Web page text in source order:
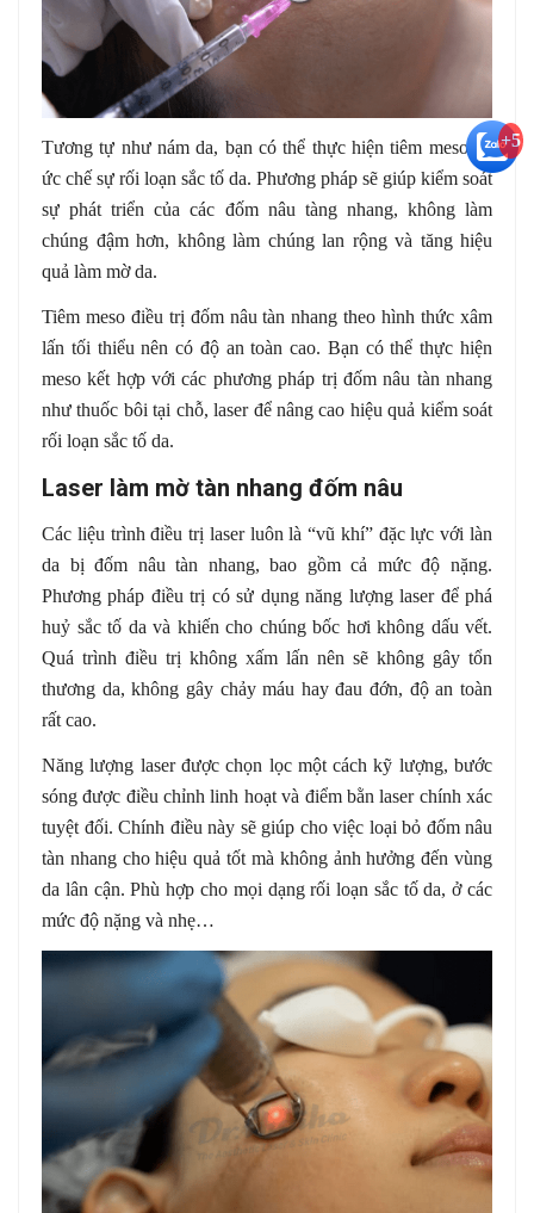
Tương tự như nám da, bạn có thể thực hiện tiêm meso để
ức chế sự rối loạn sắc tố da. Phương pháp sẽ giúp kiểm soát
sự phát triển của các đốm nâu tàng nhang, không làm
chúng đậm hơn, không làm chúng lan rộng và tăng hiệu
quả làm mờ da.
Tiêm meso điều trị đốm nâu tàn nhang theo hình thức xâm
lấn tối thiểu nên có độ an toàn cao. Bạn có thể thực hiện
meso kết hợp với các phương pháp trị đốm nâu tàn nhang
như thuốc bôi tại chỗ, laser để nâng cao hiệu quả kiểm soát
rối loạn sắc tố da.
Laser làm mờ tàn nhang đốm nâu
Các liệu trình điều trị laser luôn là “vũ khí” đặc lực với làn
da bị đốm nâu tàn nhang, bao gồm cả mức độ nặng.
Phương pháp điều trị có sử dụng năng lượng laser để phá
huỷ sắc tố da và khiến cho chúng bốc hơi không dấu vết.
Quá trình điều trị không xấm lấn nên sẽ không gây tổn
thương da, không gây chảy máu hay đau đớn, độ an toàn
rất cao.
Năng lượng laser được chọn lọc một cách kỹ lượng, bước
sóng được điều chỉnh linh hoạt và điểm bằn laser chính xác
tuyệt đối. Chính điều này sẽ giúp cho việc loại bỏ đốm nâu
tàn nhang cho hiệu quả tốt mà không ảnh hưởng đến vùng
da lân cận. Phù hợp cho mọi dạng rối loạn sắc tố da, ở các
mức độ nặng và nhẹ…
+5